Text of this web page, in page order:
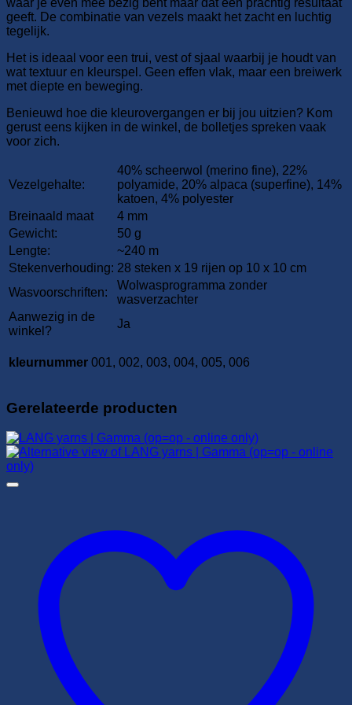
geeft. De combinatie van vezels maakt het zacht en luchtig
tegelijk.
Het is ideaal voor een trui, vest of sjaal waarbij je houdt van
wat textuur en kleurspel. Geen effen vlak, maar een breiwerk
met diepte en beweging.
Benieuwd hoe die kleurovergangen er bij jou uitzien? Kom
gerust eens kijken in de winkel, de bolletjes spreken vaak
voor zich.
Vezelgehalte:
40% scheerwol (merino fine), 22%
polyamide, 20% alpaca (superfine), 14%
katoen, 4% polyester
Breinaald maat
4 mm
Gewicht:
50 g
Lengte:
~240 m
Stekenverhouding: 28 steken x 19 rijen op 10 x 10 cm
Wasvoorschriften:
Wolwasprogramma zonder
wasverzachter
Aanwezig in de
winkel?
Ja
kleurnummer 001, 002, 003, 004, 005, 006
Gerelateerde producten